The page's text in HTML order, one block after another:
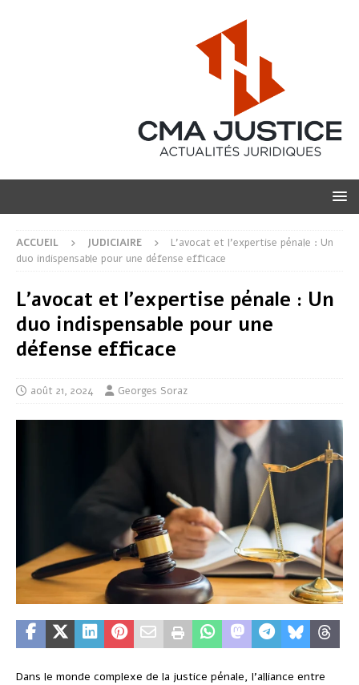
ACCUEIL JUDICIAIRE
L’avocat et l’expertise pénale : Un
duo indispensable pour une défense efficace
L’avocat et l’expertise pénale : Un
duo indispensable pour une
défense efficace
août 21, 2024 Georges Soraz
Dans le monde complexe de la justice pénale, l’alliance entre